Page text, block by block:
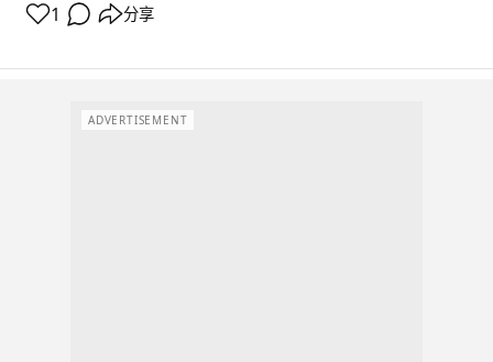
1 分享
ADVERTISEMENT